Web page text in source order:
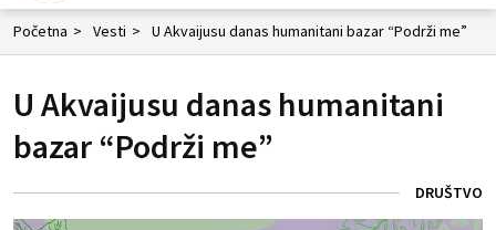
Početna > Vesti > U Akvaijusu danas humanitani bazar “Podrži me”
U Akvaijusu danas humanitani
bazar “Podrži me”
DRUŠTVO